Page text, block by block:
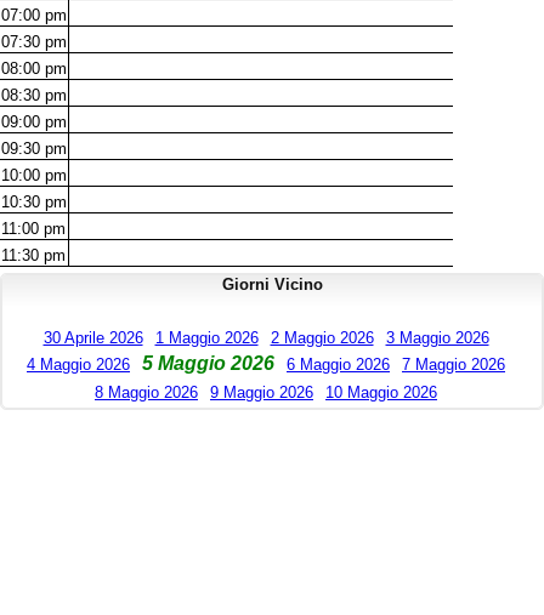
07:00 pm
07:30 pm
08:00 pm
08:30 pm
09:00 pm
09:30 pm
10:00 pm
10:30 pm
11:00 pm
11:30 pm
Giorni Vicino
30 Aprile 2026 1 Maggio 2026 2 Maggio 2026
3 Maggio 2026
4 Maggio 2026
5 Maggio 2026 6 Maggio 2026
7 Maggio 2026
8 Maggio 2026
9 Maggio 2026 10 Maggio 2026